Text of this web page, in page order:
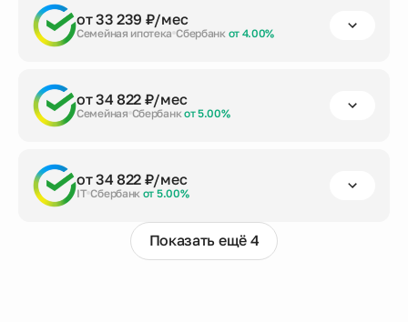
от 20%
первый взнос
до 30 лет
Заказать консультацию
Семейная ипотека Сбербанк от 4.00%
от 33 239 ₽/мес
от 20%
первый взнос
до 30 лет
Заказать консультацию
Семейная Сбербанк от 5.00%
от 34 822 ₽/мес
от 20%
первый взнос
до 30 лет
Заказать консультацию
IT Сбербанк от 5.00%
от 34 822 ₽/мес
до 30 лет
срок кредита
сумма кредита
Показать ещё 4